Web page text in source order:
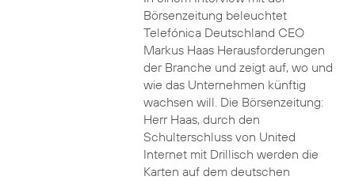
Börsenzeitung beleuchtet
Telefónica Deutschland CEO
Markus Haas Herausforderungen
der Branche und zeigt auf, wo und
wie das Unternehmen künftig
wachsen will. Die Börsenzeitung:
Herr Haas, durch den
Schulterschluss von United
Internet mit Drillisch werden die
Karten auf dem deutschen